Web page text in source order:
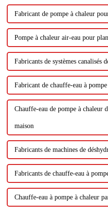
Fabricant de pompe à chaleur
Pompe à chaleur air-eau pour
Fabricants de systèmes canalisés
Fabricant de chauffe-eau à
Chauffe-eau de pompe à chaleur
maison
Fabricants de machines de
Fabricants de chauffe-eau à
Chauffe-eau à pompe à chaleur